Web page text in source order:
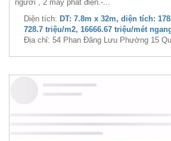
Bán nhà mặt 54 Phan Đăng Lưu